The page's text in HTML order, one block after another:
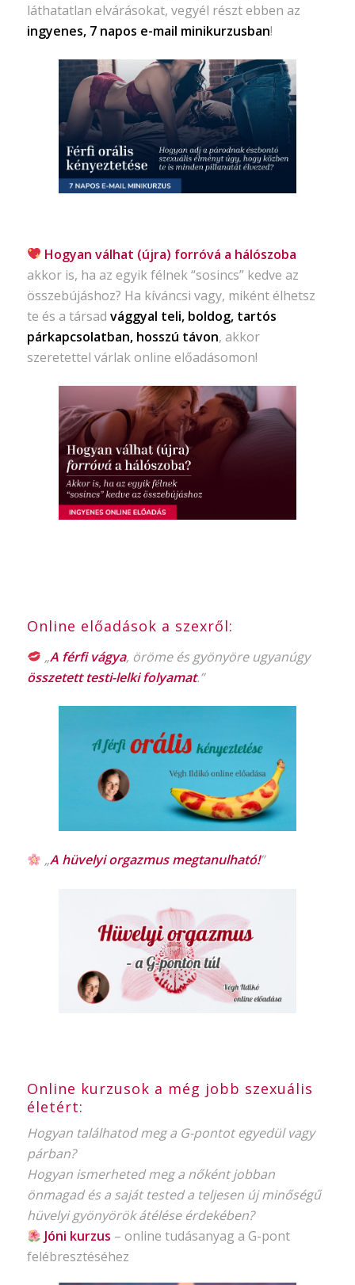
láthatatlan elvárásokat, vegyél részt ebben az
ingyenes, 7 napos e-mail minikurzusban!
Hogyan válhat (újra) forróvá a hálószoba
akkor is, ha az egyik félnek “sosincs” kedve az
összebújáshoz? Ha kíváncsi vagy, miként élhetsz
te és a társad vággyal teli, boldog, tartós
párkapcsolatban, hosszú távon, akkor
szeretettel várlak online előadásomon!
Online előadások a szexről:
„A férfi vágya, öröme és gyönyöre ugyanúgy
összetett testi-lelki folyamat.”
„A hüvelyi orgazmus megtanulható!”
Online kurzusok a még jobb szexuális
életért:
Hogyan találhatod meg a G-pontot egyedül vagy
párban?
Hogyan ismerheted meg a nőként jobban
önmagad és a saját tested a teljesen új minőségű
hüvelyi gyönyörök átélése érdekében?
Jóni kurzus – online tudásanyag a G-pont
felébresztéséhez